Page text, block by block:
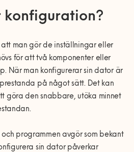
artiklar
konfiguration?
man gör de inställningar eller
för att två komponenter eller
När man konfigurerar sin dator är
på något sätt. Det kan
göra den snabbare, utöka minnet
programmen avgör som bekant
sin dator påverkar